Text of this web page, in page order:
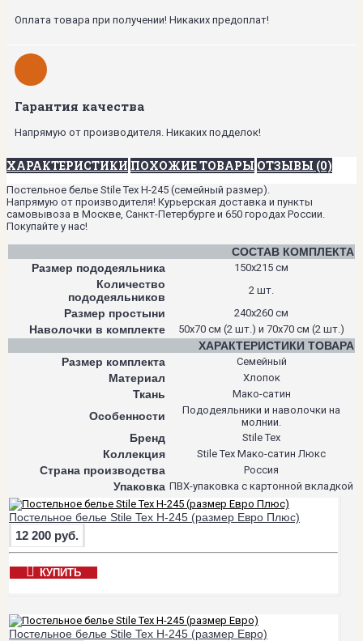
Оплата товара при получении! Никаких предоплат!
Гарантия качества
Напрямую от производителя. Никаких подделок!
ХАРАКТЕРИСТИКИ ПОХОЖИЕ ТОВАРЫ ОТЗЫВЫ (0)
Постельное белье Stile Tex H-245 (семейный размер).
Напрямую от производителя! Курьерская доставка и пункты
самовывоза в Москве, Санкт-Петербурге и 650 городах России.
Покупайте у нас!
СОСТАВ КОМПЛЕКТА
Размер пододеяльника
150х215 см
Количество
пододеяльников
2 шт.
Размер простыни 240х260 см
Наволочки в комплекте 50х70 см (2 шт.) и 70х70 см (2 шт.)
ХАРАКТЕРИСТИКИ ТОВАРА
Размер комплекта
Семейный
Материал Хлопок
Ткань Мако-сатин
Особенности
Пододеяльники и наволочки на
молнии.
Бренд Stile Tex
Коллекция Stile Tex Мако-сатин Люкс
Страна производства Россия
Упаковка ПВХ-упаковка с картонной вкладкой
Постельное белье Stile Tex H-245 (размер Евро Плюс)
12 200 руб.
КУПИТЬ
Постельное белье Stile Tex H-245 (размер Евро)